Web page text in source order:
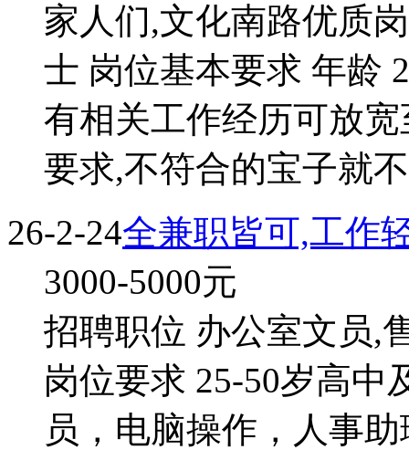
家人们,文化南路优质
士 岗位基本要求 年龄
有相关工作经历可放
要求,不符合的宝子就
26-2-24全兼职皆可,工作
3000-5000元
招聘职位 办公室文员,
岗位要求 25-50岁高中
员，电脑操作，人事